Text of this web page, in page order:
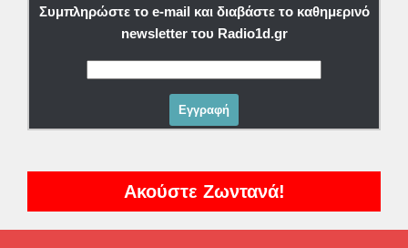
Συμπληρώστε το e-mail και διαβάστε το καθημερινό
newsletter του Radio1d.gr
Ακούστε Ζωντανά!